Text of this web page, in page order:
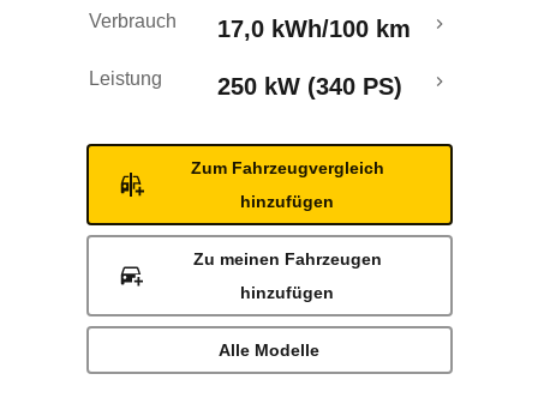
Verbrauch 17,0 kWh/100 km
Leistung 250 kW (340 PS)
Zum Fahrzeugvergleich
hinzufügen
Zu meinen Fahrzeugen
hinzufügen
Alle Modelle